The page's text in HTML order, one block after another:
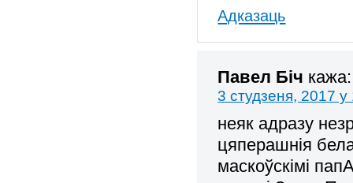
Адказаць
Павел Біч кажа:
3 студзеня, 2017 у
неяк адразу
цяперашнія
маскоўскімі